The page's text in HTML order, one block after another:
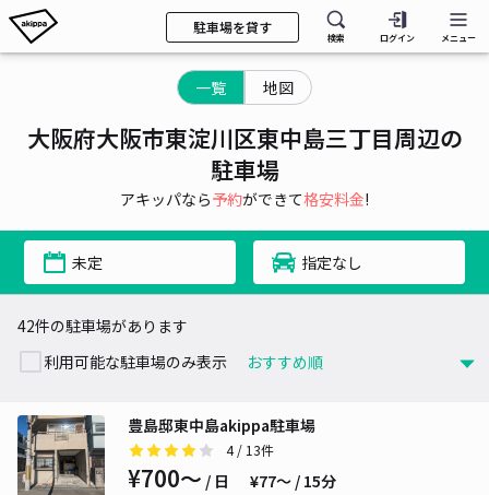
駐車場を貸す
検索 ログイン メニュー
一覧 地図
大阪府大阪市東淀川区東中島三丁目周辺の
駐車場
アキッパなら予約ができて格安料金!
未定 指定なし
42件の駐車場があります
利用可能な駐車場のみ表示
豊島邸東中島akippa駐車場
4/ 13件
¥700〜 / 日 ¥77〜 / 15分